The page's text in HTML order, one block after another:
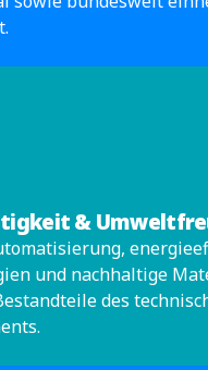
&
und nachhaltige
des